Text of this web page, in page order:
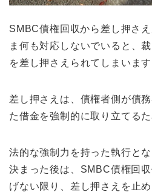
SMBC債権回収から差し押さ
ま何も対応しないでいると、
を差し押さえられてしまいます
差し押さえは、債権者側が債
た借金を強制的に取り立てる
法的な強制力を持った執行と
決まった後は、SMBC債権回
げない限り、差し押さえを止